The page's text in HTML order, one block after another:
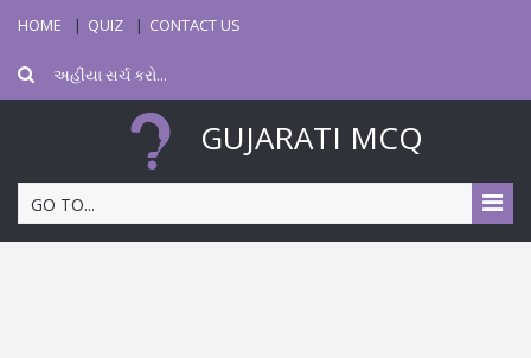
HOME QUIZ CONTACT US
GUJARATI MCQ
GO TO...